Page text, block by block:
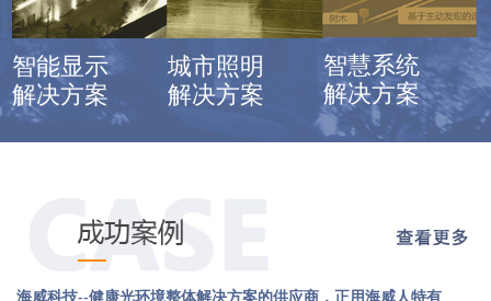
智能显示
解决方案
城市照明
解决方案
智慧系统
解决方案
海威科技--健康光环境整体解决方案的供应商，正用海威人特有